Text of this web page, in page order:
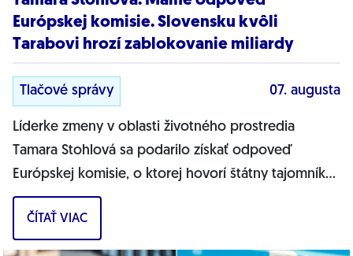
Európskej komisie. Slovensku kvôli
Tarabovi hrozí zablokovanie miliardy
Tlačové správy 07. augusta
Líderke zmeny v oblasti životného prostredia
Tamara Stohlová sa podarilo získať odpoveď
Európskej komisie, o ktorej hovorí štátny tajomník
MŽP Filip Kuffa. Môžem jednoznačne...
ČÍTAŤ VIAC